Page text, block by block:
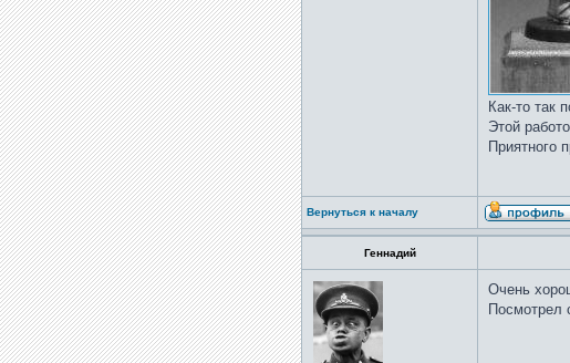
Как-то так
Этой
Приятного
Вернуться к началу
Геннадий
Очень
Посмотрел